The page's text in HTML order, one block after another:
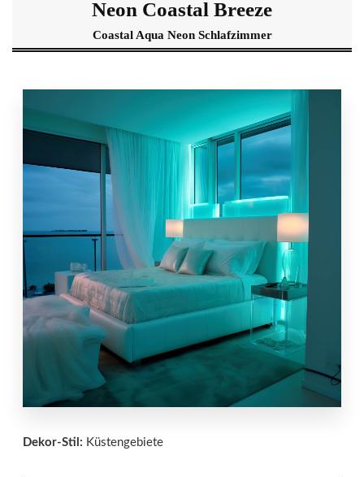
Neon Coastal Breeze
Coastal Aqua Neon Schlafzimmer
Dekor-Stil: Küstengebiete